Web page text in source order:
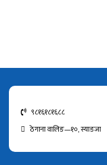
९८१६१८१६८८
ठेगाना वालिङ—१०, स्याङजा